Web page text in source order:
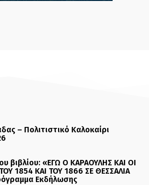
– Πολιτιστικό Καλοκαίρι
βιβλίου: «ΕΓΩ Ο ΚΑΡΑΟΥΛΗΣ ΚΑΙ ΟΙ
1854 ΚΑΙ ΤΟΥ 1866 ΣΕ ΘΕΣΣΑΛΙΑ
Εκδήλωσης